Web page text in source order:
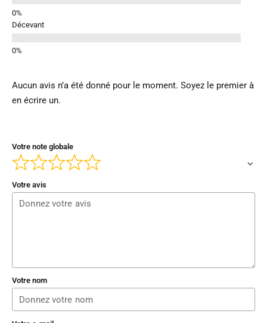
Décevant
Aucun avis n’a été donné pour le moment. Soyez le premier à
en écrire un.
Votre note globale
Votre avis
Votre nom